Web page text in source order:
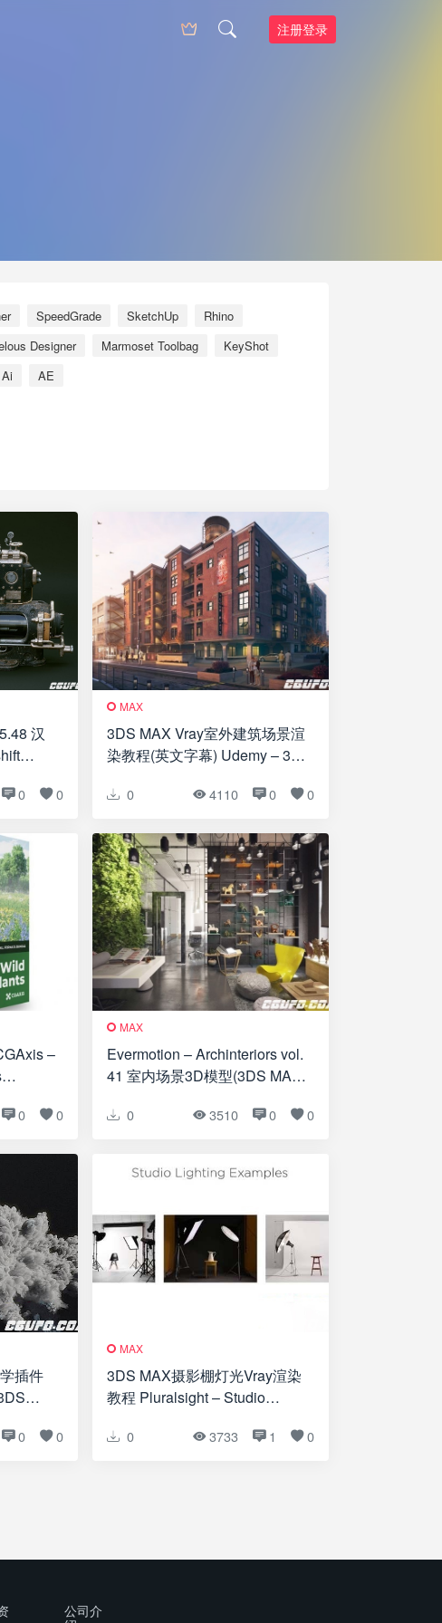
注册登录
SpeedGrade SketchUp
Rhino
Designer Marmoset Toolbag
KeyShot
Ai AE
汉
0 0
MAX
3DS MAX Vray室外建筑场景渲
染教程(英文字幕) Udemy – 3ds
Architectural Exteriors
0 4110 0 0
–
等格式)
0 0
MAX
Evermotion – Archinteriors vol.
41 室内场景3D模型(3DS MAX
0 3510 0 0
插件
0 0
MAX
3DS MAX摄影棚灯光Vray渲染
教程 Pluralsight – Studio
Max and V-Ray
0 3733 1 0
公司介